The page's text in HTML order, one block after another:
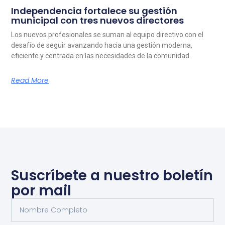
Independencia fortalece su gestión
municipal con tres nuevos directores
Los nuevos profesionales se suman al equipo directivo con el
desafío de seguir avanzando hacia una gestión moderna,
eficiente y centrada en las necesidades de la comunidad.
Read More
Suscríbete a nuestro boletín
por mail